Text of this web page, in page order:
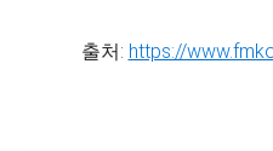
출처: https://